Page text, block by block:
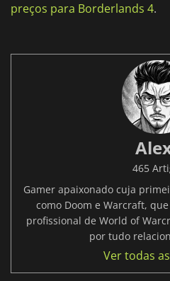
preços para Borderlands 4.
465
Gamer apaixonado cuja
como Doom e Warcraft,
profissional de World of
por tudo
Ver todas